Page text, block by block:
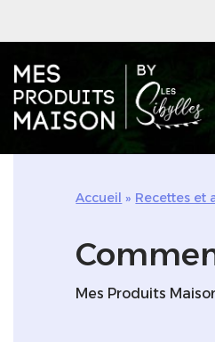
au
contenu
Accueil » Recettes et
Mes Produits